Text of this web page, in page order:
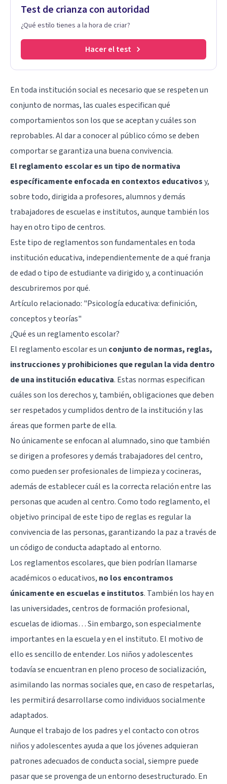
Test de crianza con autoridad
¿Qué estilo tienes a la hora de criar?
Hacer el test
En toda institución social es necesario que se respeten un
conjunto de normas, las cuales especifican qué
comportamientos son los que se aceptan y cuáles son
reprobables. Al dar a conocer al público cómo se deben
comportar se garantiza una buena convivencia.
El reglamento escolar es un tipo de normativa
específicamente enfocada en contextos educativosy,
sobre todo, dirigida a profesores, alumnos y demás
trabajadores de escuelas e institutos, aunque también los
hay en otro tipo de centros.
Este tipo de reglamentos son fundamentales en toda
institución educativa, independientemente de a qué franja
de edad o tipo de estudiante va dirigido y, a continuación
descubriremos por qué.
Artículo relacionado: "Psicología educativa: definición,
conceptos y teorías"
¿Qué es un reglamento escolar?
El reglamento escolar es un conjunto de normas, reglas,
instrucciones y prohibiciones que regulan la vida dentro
de una institución educativa. Estas normas especifican
cuáles son los derechos y, también, obligaciones que deben
ser respetados y cumplidos dentro de la institución y las
áreas que formen parte de ella.
No únicamente se enfocan al alumnado, sino que también
se dirigen a profesores y demás trabajadores del centro,
como pueden ser profesionales de limpieza y cocineras,
además de establecer cuál es la correcta relación entre las
personas que acuden al centro. Como todo reglamento, el
objetivo principal de este tipo de reglas es regular la
convivencia de las personas, garantizando la paz a través de
un código de conducta adaptado al entorno.
Los reglamentos escolares, que bien podrían llamarse
académicos o educativos, no los encontramos
únicamente en escuelas e institutos. También los hay en
las universidades, centros de formación profesional,
escuelas de idiomas… Sin embargo, son especialmente
importantes en la escuela y en el instituto. El motivo de
ello es sencillo de entender. Los niños y adolescentes
todavía se encuentran en pleno proceso de socialización,
asimilando las normas sociales que, en caso de respetarlas,
les permitirá desarrollarse como individuos socialmente
adaptados.
Aunque el trabajo de los padres y el contacto con otros
niños y adolescentes ayuda a que los jóvenes adquieran
patrones adecuados de conducta social, siempre puede
pasar que se provenga de un entorno desestructurado. En